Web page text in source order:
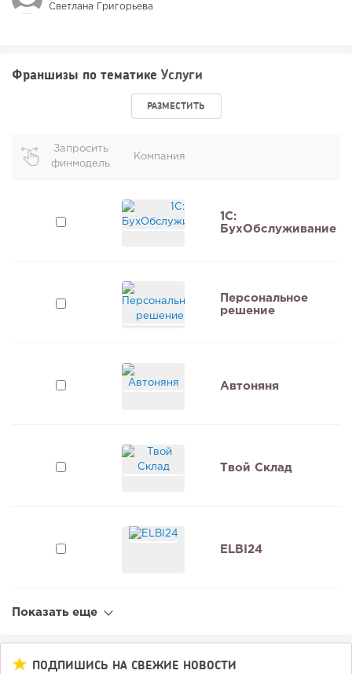
Светлана Григорьева
Франшизы по тематике Услуги
РАЗМЕСТИТЬ
Запросить
финмодель
Компания
1C:
БухОбслуживание
Персональное
решение
Автоняня
Твой Склад
ELBI24
Показать еще
ПОДПИШИСЬ НА СВЕЖИЕ НОВОСТИ